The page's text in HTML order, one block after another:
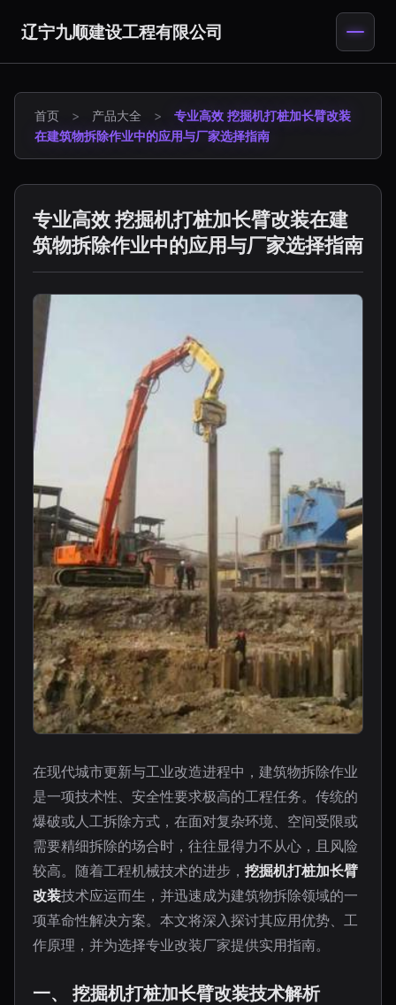
辽宁九顺建设工程有限公司
首页 > 产品大全 >
专业高效 挖掘机打桩加长臂改装
在建筑物拆除作业中的应用与厂家选择指南
专业高效 挖掘机打桩加长臂改装在建
筑物拆除作业中的应用与厂家选择指南
在现代城市更新与工业改造进程中，建筑物拆除作业
是一项技术性、安全性要求极高的工程任务。传统的
爆破或人工拆除方式，在面对复杂环境、空间受限或
需要精细拆除的场合时，往往显得力不从心，且风险
较高。随着工程机械技术的进步， 挖掘机打桩加长臂
改装技术应运而生，并迅速成为建筑物拆除领域的一
项革命性解决方案。本文将深入探讨其应用优势、工
作原理，并为选择专业改装厂家提供实用指南。
一、 挖掘机打桩加长臂改装技术解析